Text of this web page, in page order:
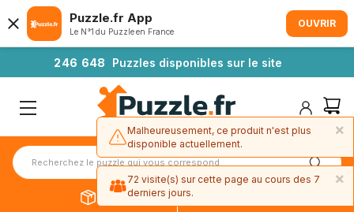
246 648 Puzzles disponibles sur le site
Puzzle.fr App
Le N°1 du Puzzle en France
OUVRIR
×
Malheureusement, ce produit n'est plus
disponible actuellement.
×
72 visite(s) sur cette page au cours des 7
derniers jours.